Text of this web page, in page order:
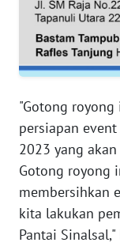
"Gotong
persiapan
2023 yang
Gotong royong
membersihkan
kita lakukan
Pantai Sinalsal,"
WN
SERAMBI
JAMBI
WN
SULTRA
WN